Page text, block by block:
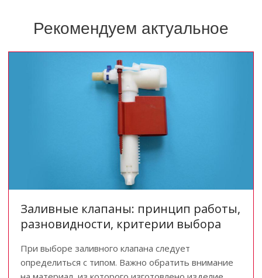
Рекомендуем актуальное
Заливные клапаны: принцип работы,
разновидности, критерии выбора
При выборе заливного клапана следует
определиться с типом. Важно обратить внимание